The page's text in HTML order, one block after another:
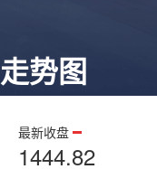
走势图
最新收盘
1444.82